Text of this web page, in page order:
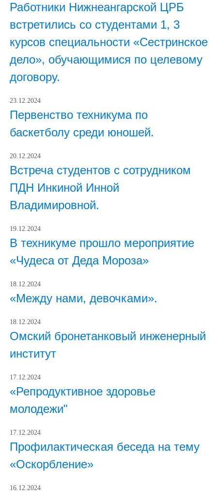
Работники Нижнеангарской ЦРБ
встретились со студентами 1, 3
курсов специальности «Сестринское
дело», обучающимися по целевому
договору.
23.12.2024
Первенство техникума по
баскетболу среди юношей.
20.12.2024
Встреча студентов с сотрудником
ПДН Инкиной Инной
Владимировной.
19.12.2024
В техникуме прошло мероприятие
«Чудеса от Деда Мороза»
18.12.2024
«Между нами, девочками».
18.12.2024
Омский бронетанковый инженерный
институт
17.12.2024
«Репродуктивное здоровье
молодежи"
17.12.2024
Профилактическая беседа на тему
«Оскорбление»
16.12.2024